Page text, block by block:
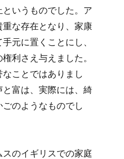
いうものでした。ア
重な存在となり、家康
元に置くことにし、
利さえ与えました。
ことではありまし
富は、実際には、綺
のようなものでし
スのイギリスでの家庭